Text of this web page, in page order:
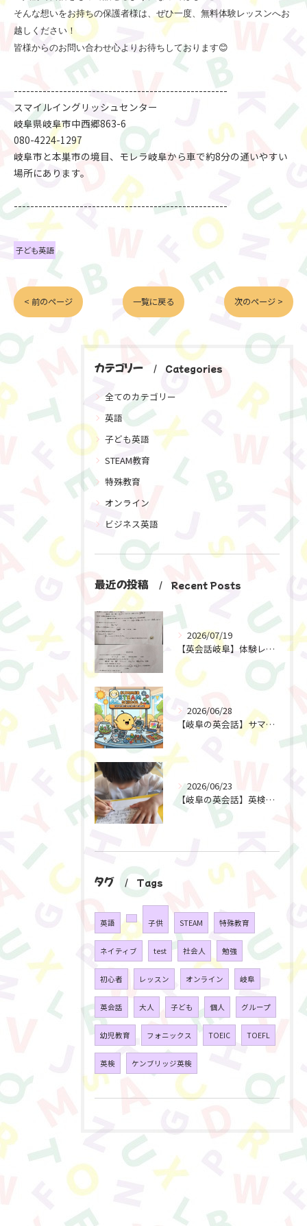
そんな想いをお持ちの保護者様は、ぜひ一度、無料体験レッスンへお
越しください！
皆様からのお問い合わせ心よりお待ちしております😊
----------------------------------------------------
スマイルイングリッシュセンター
岐阜県岐阜市中西郷863-6
080-4224-1297
岐阜市と本巣市の境目、モレラ岐阜から車で約8分の通いやすい
場所にあります。
----------------------------------------------------
子ども英語
< 前のページ 一覧に戻る 次のページ >
カテゴリー Categories
全てのカテゴリー
英語
子ども英語
STEAM教育
特殊教育
オンライン
ビジネス英語
最近の投稿 Recent Posts
2026/07/19
【英会話岐阜】体験レッスン後すぐにご予約！選ばれる理由とは？
2026/06/28
【岐阜の英会話】サマースクール2026 受付開始！
2026/06/23
【岐阜の英会話】英検対策で育てる「書く力」と「考える力」
タグ Tags
英語 子供 STEAM 特殊教育
ネイティブ test 社会人 勉強
初心者 レッスン オンライン 岐阜
英会話 大人 子ども 個人 グループ
幼児教育 フォニックス TOEIC TOEFL
英検 ケンブリッジ英検
お申し込みはこちらから